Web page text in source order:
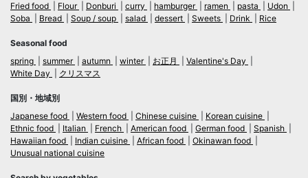
Fried food
Flour Donburi curry hamburger ramen pasta
Udon
Soba
Bread Soup / soup salad dessert Sweets Drink Rice
Seasonal food
spring
summer autumn winter お正月
Valentine's Day
White Day
クリスマス
国別・地域別
Japanese food
Western food Chinese cuisine
Korean cuisine
Ethnic food
Italian French American food German food
Spanish
Hawaiian food
Indian cuisine African food
Okinawan food
Unusual national cuisine